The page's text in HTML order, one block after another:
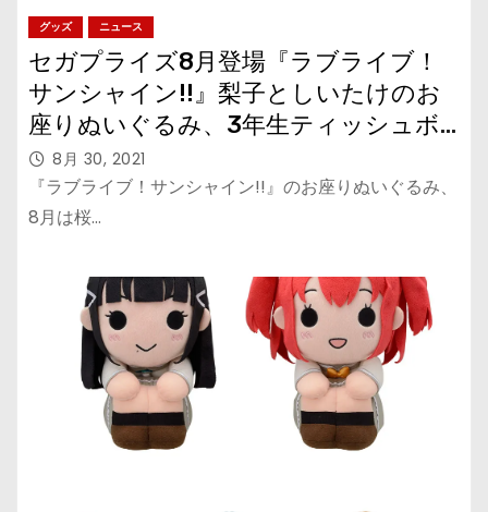
グッズ ニュース
セガプライズ8月登場『ラブライブ！
サンシャイン!!』梨子としいたけのお
座りぬいぐるみ、3年生ティッシュボ
ックスカバー
8月 30, 2021
『ラブライブ！サンシャイン!!』のお座りぬいぐるみ、
8月は桜…